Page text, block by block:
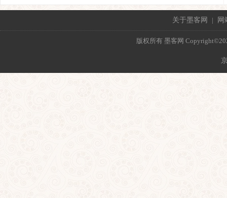
关于墨客网 | 网
版权所有 墨客网